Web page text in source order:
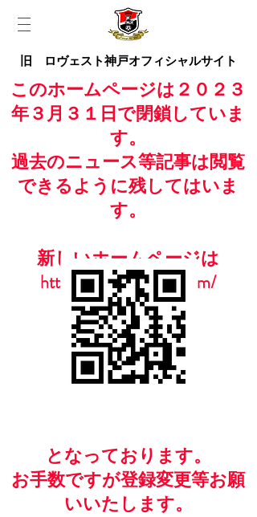
旧 ロヴェスト神戸オフィシャルサイト
このホームページは２０２３
年３月３１日で閉鎖していま
す。
過去のニュース等記事は閲覧
できるように残してはいま
す。
新しいホームページは
https://www.casailfc.com/
​となっております。
お手数ですが​登録変更等お願
いいたします。